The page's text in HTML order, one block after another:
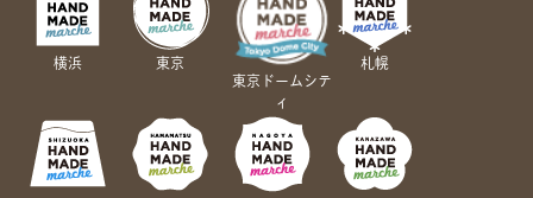
横浜
東京
東京ドームシテ
ィ
札幌